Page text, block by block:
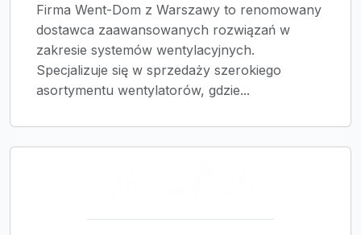
Firma Went-Dom z Warszawy to renomowany
dostawca zaawansowanych rozwiązań w
zakresie systemów wentylacyjnych.
Specjalizuje się w sprzedaży szerokiego
asortymentu wentylatorów, gdzie...